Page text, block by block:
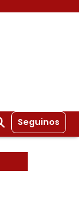
Seguinos